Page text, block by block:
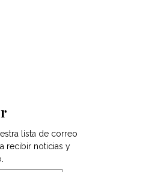
lista de correo
recibir noticias y